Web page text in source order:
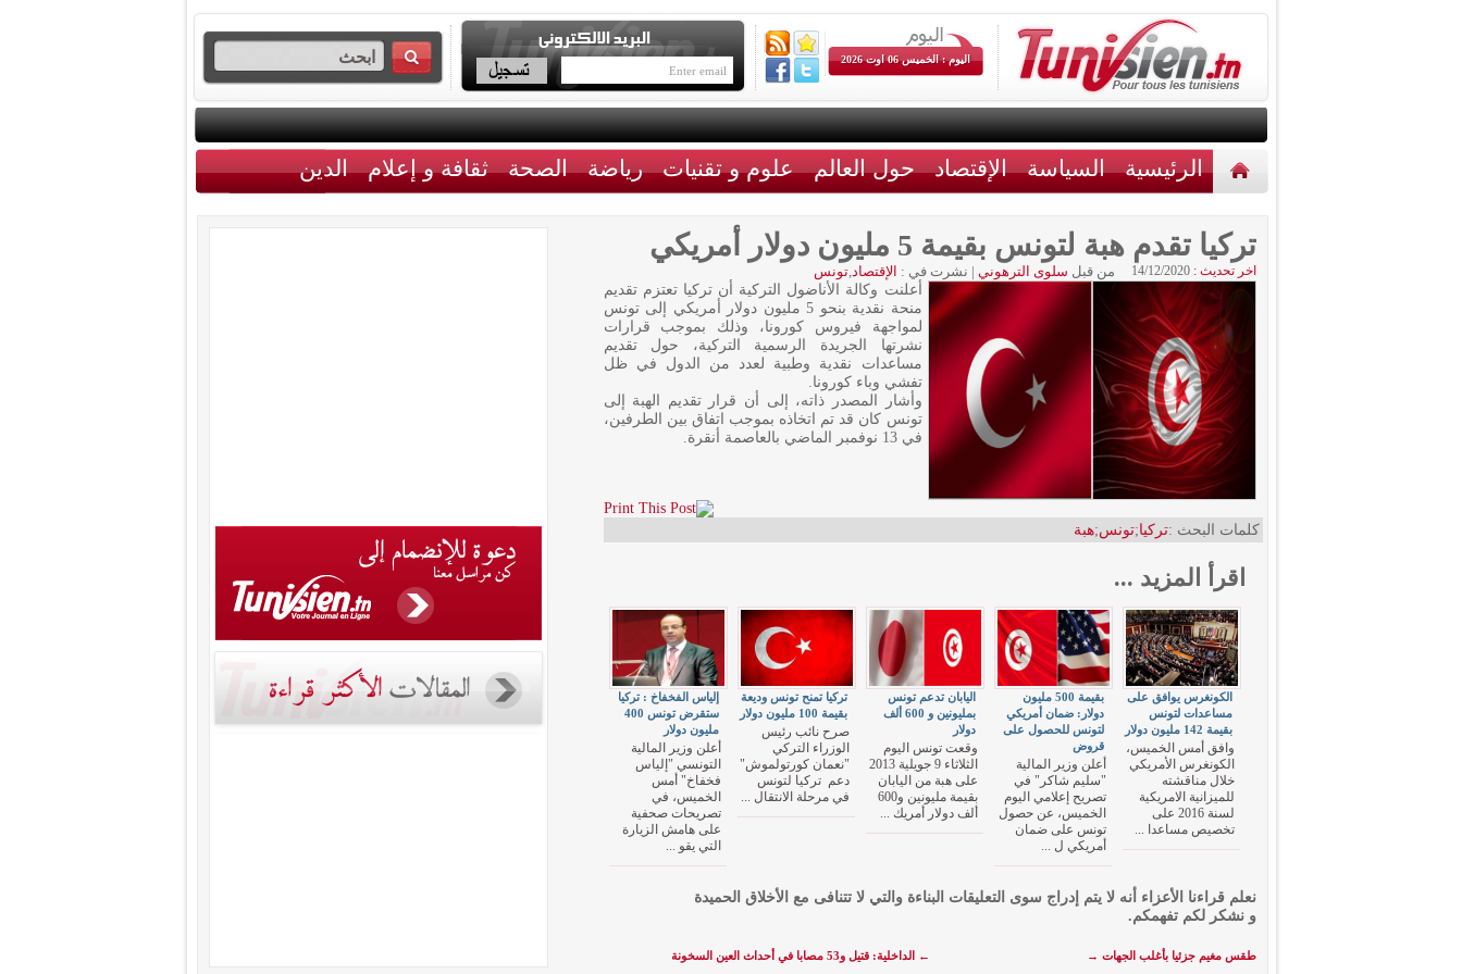
اليوم : الخميس 06 اوت 2026
الرئيسية السياسة الإقتصاد حول العالم علوم و تقنيات رياضة الصحة ثقافة و إعلام الدين
تركيا تقدم هبة لتونس بقيمة 5 مليون دولار أمريكي
اخر تحديث : 14/12/2020 من قبل سلوى الترهوني | نشرت في : الإقتصاد,تونس
أعلنت وكالة الأناضول التركية أن تركيا تعتزم تقديم
منحة نقدية بنحو 5 مليون دولار أمريكي إلى تونس
لمواجهة فيروس كورونا، وذلك بموجب قرارات
نشرتها الجريدة الرسمية التركية، حول تقديم
مساعدات نقدية وطبية لعدد من الدول في ظل
تفشي وباء كورونا.
وأشار المصدر ذاته، إلى أن قرار تقديم الهبة إلى
تونس كان قد تم اتخاذه بموجب اتفاق بين الطرفين،
في 13 نوفمبر الماضي بالعاصمة أنقرة.
كلمات البحث :تركيا;تونس;هبة
اقرأ المزيد ...
إلياس الفخفاخ : تركيا
ستقرض تونس 400
مليون دولار
أعلن وزير المالية
التونسي "إلياس
فخفاخ" أمس
الخميس، في
تصريحات صحفية
على هامش الزيارة
التي يقو ...
تركيا تمنح تونس وديعة
بقيمة 100 مليون دولار
صرح نائب رئيس
الوزراء التركي
"نعمان كورتولموش"
دعم ‭‭‭ ‬‬‬تركيا لتونس
في مرحلة الانتقال ...
اليابان تدعم تونس
بمليونين و 600 ألف
دولار
وقعت تونس اليوم
الثلاثاء 9 جويلية 2013
على هبة من اليابان
بقيمة مليونين و600
ألف دولار أمريك ...
بقيمة 500 مليون
دولار: ضمان أمريكي
لتونس للحصول على
قروض
أعلن وزير المالية
"سليم شاكر" في
تصريح إعلامي اليوم
الخميس، عن حصول
تونس على ضمان
أمريكي ل ...
الكونغرس يوافق على
مساعدات لتونس
بقيمة 142 مليون دولار
وافق أمس الخميس،
الكونغرس الأمريكي
خلال مناقشته
للميزانية الامريكية
لسنة 2016 على
تخصيص مساعدا ...
نعلم قراءنا الأعزاء أنه لا يتم إدراج سوى التعليقات البناءة والتي لا تتنافى مع الأخلاق الحميدة
و نشكر لكم تفهمكم.
← الداخلية: قتيل و53 مصابا في أحداث العين السخونة طقس مغيم جزئيا بأغلب الجهات →